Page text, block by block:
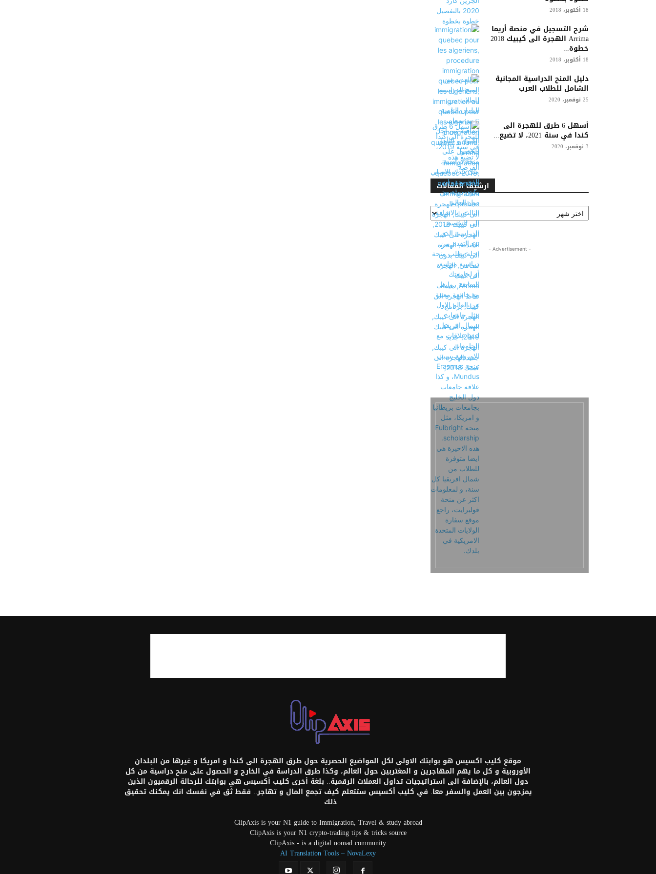
18 أكتوبر، 2018
شرح التسجيل في منصة أريما
Arrima الهجرة الى كيبيك 2018
خطوة...
18 أكتوبر، 2018
دليل المنح الدراسية المجانية
الشامل للطلاب العرب
25 نوفمبر، 2020
أسهل 6 طرق للهجرة الى
كندا في سنة 2021، لا تضيع...
3 نوفمبر، 2020
ارشيف المقالات
ارشيف
المقالات
- Advertisement -
موقع كليب اكسيس هو بوابتك الاولى لكل المواضيع الحصرية حول طرق الهجرة الى كندا و امريكا و غيرها من البلدان
الأوروبية و كل ما يهم المهاجرين و المغتربين حول العالم، وكذا طرق الدراسة في الخارج و الحصول على منح دراسية من كل
دول العالم، بالإضافة الى استراتيجيات تداول العملات الرقمية.. بلغة أخرى كليب أكسيس هي بوابتك للرحالة الرقميون الذين
يمزجون بين العمل والسفر معا. في كليب أكسيس ستتعلم كيف تجمع المال و تهاجر.. فقط ثق في نفسك انك يمكنك تحقيق
ذلك .
ClipAxis is your N1 guide to Immigration, Travel & study abroad
ClipAxis is your N1 crypto-trading tips & tricks source
ClipAxis - is a digital nomad community
AI Translation Tools – NovaLexy